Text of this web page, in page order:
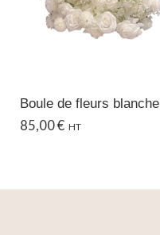
85,00€ HT